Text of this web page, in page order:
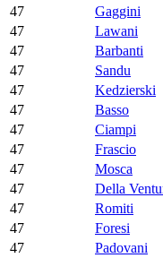
47
Gaggini
47
Lawani
47
Barbanti
47
Sandu
47
Kedzierski
47
Basso
47
Ciampi
47
Frascio
47
Mosca
47
Della
47
Romiti
47
Foresi
47
Padovani